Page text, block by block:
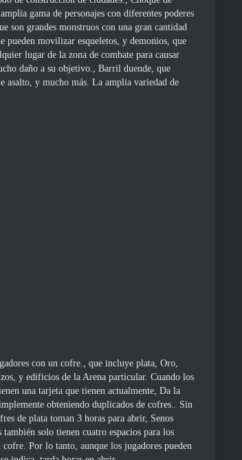
gama de personajes con diferentes poderes
son grandes monstruos con una gran cantidad
pueden movilizar esqueletos, y demonios, que
lugar de la zona de combate para causar
daño a su objetivo., Barril duende, que
asalto, y mucho más. La amplia variedad de
con un cofre., que incluye plata, Oro,
y edificios de la Arena particular. Cuando los
una tarjeta que tienen actualmente, Da la
obteniendo duplicados de cofres.. Sin
de plata toman 3 horas para abrir, Senos
solo tienen cuatro espacios para los
Por lo tanto, aunque los jugadores pueden